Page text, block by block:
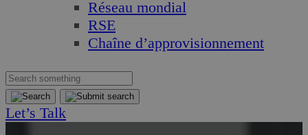
Réseau mondial
RSE
Chaîne d’approvisionnement
Let’s Talk